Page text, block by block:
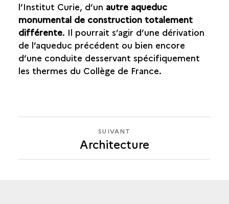
l’Institut Curie, d’un autre aqueduc
monumental de construction totalement
différente. Il pourrait s’agir d’une dérivation
de l’aqueduc précédent ou bien encore
d’une conduite desservant spécifiquement
les thermes du Collège de France.
SUIVANT
ARCHITECTURE
SUIVANT
Architecture